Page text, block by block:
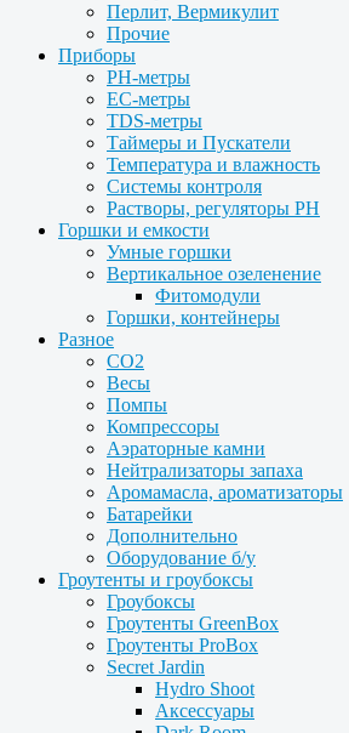
Перлит, Вермикулит
Прочие
Приборы
PH-метры
EC-метры
TDS-метры
Таймеры и Пускатели
Температура и влажность
Системы контроля
Растворы, регуляторы PH
Горшки и емкости
Умные горшки
Вертикальное озеленение
Фитомодули
Горшки, контейнеры
Разное
CO2
Весы
Помпы
Компрессоры
Аэраторные камни
Нейтрализаторы запаха
Аромамасла, ароматизаторы
Батарейки
Дополнительно
Оборудование б/у
Гроутенты и гроубоксы
Гроубоксы
Гроутенты GreenBox
Гроутенты ProBox
Secret Jardin
Hydro Shoot
Аксессуары